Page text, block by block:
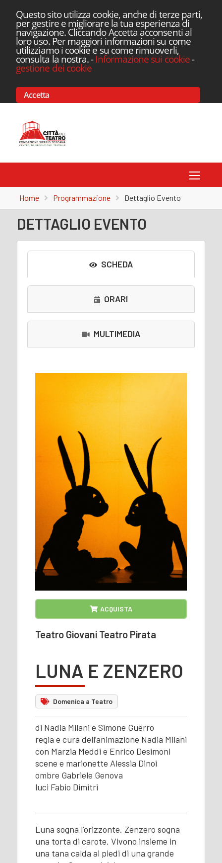
Questo sito utilizza cookie, anche di terze parti,
per gestire e migliorare la tua esperienza di
navigazione. Cliccando Accetta acconsenti al
loro uso. Per maggiori informazioni su come
utilizziamo i cookie e su come rimuoverli,
consulta la nostra.-Informazione sui cookie-
gestione dei cookie
Accetta
Home Programmazione Dettaglio Evento
DETTAGLIO EVENTO
SCHEDA
ORARI
MULTIMEDIA
ACQUISTA
Teatro Giovani Teatro Pirata
LUNA E ZENZERO
Domenica a Teatro
di Nadia Milani e Simone Guerro
regia e cura dell’animazione Nadia Milani
con Marzia Meddi e Enrico Desimoni
scene e marionette Alessia Dinoi
ombre Gabriele Genova
luci Fabio Dimitri
Luna sogna l’orizzonte. Zenzero sogna
una torta di carote. Vivono insieme in
una tana calda ai piedi di una grande